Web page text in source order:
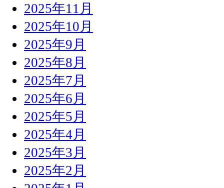
2025年11月
2025年10月
2025年9月
2025年8月
2025年7月
2025年6月
2025年5月
2025年4月
2025年3月
2025年2月